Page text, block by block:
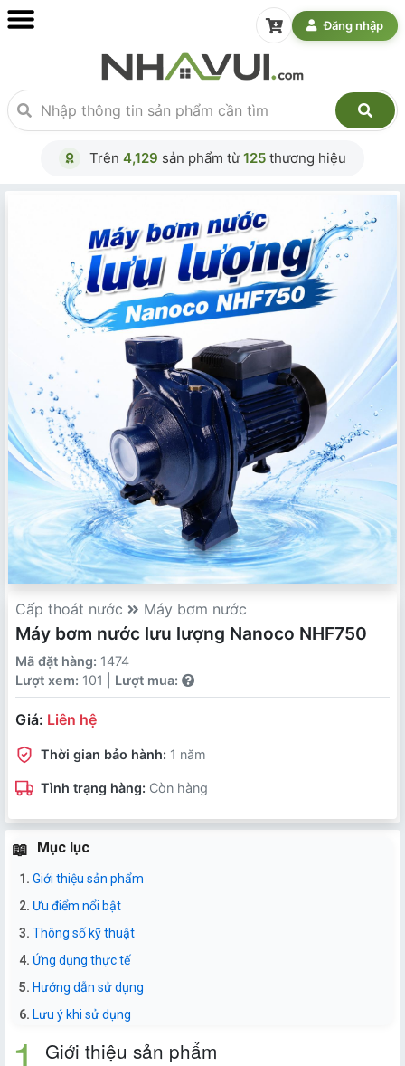
Đăng nhập
Trên 4,129 sản phẩm từ125 thương hiệu
Cấp thoát nước Máy bơm nước
Máy bơm nước lưu lượng Nanoco NHF750
Mã đặt hàng: 1474
Lượt xem: 101 | Lượt mua:
Giá: Liên hệ
Thời gian bảo hành: 1 năm
Tình trạng hàng: Còn hàng
Mục lục
Giới thiệu sản phẩm
Ưu điểm nổi bật
Thông số kỹ thuật
Ứng dụng thực tế
Hướng dẫn sử dụng
Lưu ý khi sử dụng
Giới thiệu sản phẩm